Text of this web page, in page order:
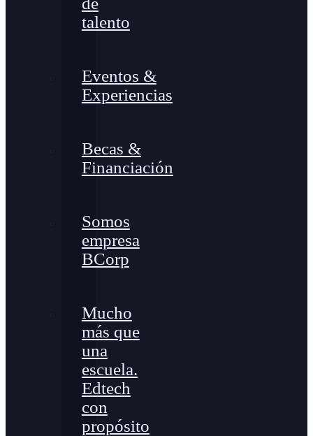
talento
Eventos &
Experiencias
Becas &
Financiación
Somos
empresa
BCorp
Mucho
más que
una
escuela.
Edtech
con
propósito